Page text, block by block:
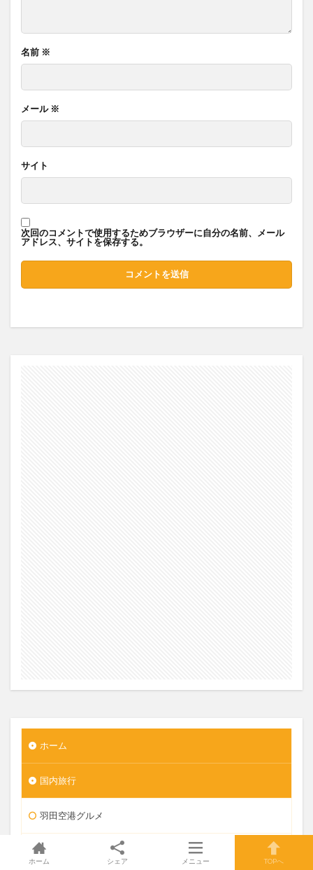
名前 ※
メール ※
サイト
次回のコメントで使用するためブラウザーに自分の名前、メール
アドレス、サイトを保存する。
ホーム
国内旅行
羽田空港グルメ
大阪
ホーム シェア メニュー TOPへ